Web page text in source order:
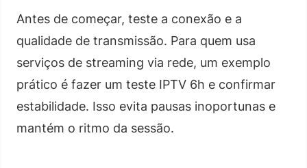
Antes de começar, teste a conexão e a
qualidade de transmissão. Para quem usa
serviços de streaming via rede, um exemplo
prático é fazer um teste IPTV 6h e confirmar
estabilidade. Isso evita pausas inoportunas e
mantém o ritmo da sessão.